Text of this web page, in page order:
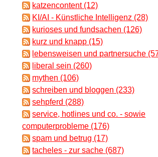
katzencontent (12)
KI/AI - Künstliche Intelligenz (28)
kurioses und fundsachen (126)
kurz und knapp (15)
lebensweisen und partnersuche
liberal sein (260)
mythen (106)
schreiben und bloggen (233)
sehpferd (288)
service, hotlines und co. - sowie
computerprobleme (176)
spam und betrug (17)
tacheles - zur sache (687)